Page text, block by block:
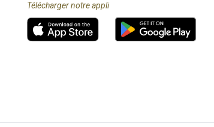
Télécharger notre appli